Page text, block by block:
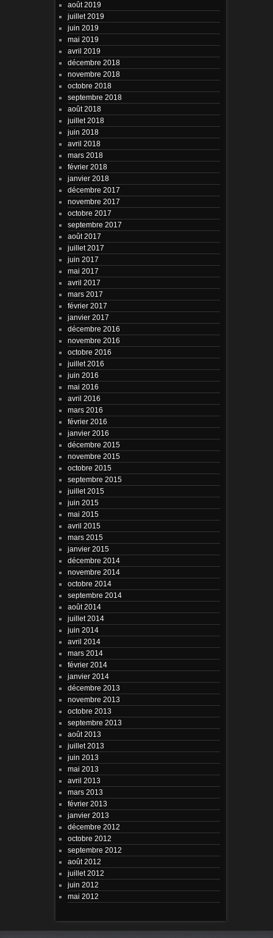
août 2019
juillet 2019
juin 2019
mai 2019
avril 2019
décembre 2018
novembre 2018
octobre 2018
septembre 2018
août 2018
juillet 2018
juin 2018
avril 2018
mars 2018
février 2018
janvier 2018
décembre 2017
novembre 2017
octobre 2017
septembre 2017
août 2017
juillet 2017
juin 2017
mai 2017
avril 2017
mars 2017
février 2017
janvier 2017
décembre 2016
novembre 2016
octobre 2016
juillet 2016
juin 2016
mai 2016
avril 2016
mars 2016
février 2016
janvier 2016
décembre 2015
novembre 2015
octobre 2015
septembre 2015
juillet 2015
juin 2015
mai 2015
avril 2015
mars 2015
janvier 2015
décembre 2014
novembre 2014
octobre 2014
septembre 2014
août 2014
juillet 2014
juin 2014
avril 2014
mars 2014
février 2014
janvier 2014
décembre 2013
novembre 2013
octobre 2013
septembre 2013
août 2013
juillet 2013
juin 2013
mai 2013
avril 2013
mars 2013
février 2013
janvier 2013
décembre 2012
octobre 2012
septembre 2012
août 2012
juillet 2012
juin 2012
mai 2012